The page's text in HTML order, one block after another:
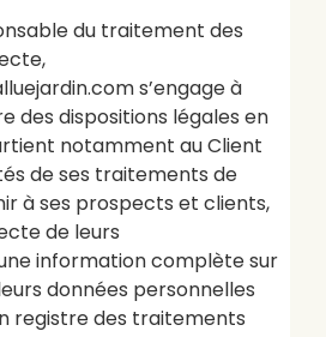
du traitement des
s’engage à
des dispositions légales en
notamment au Client
de ses traitements de
à ses prospects et clients,
de leurs
information complète sur
données personnelles
registre des traitements